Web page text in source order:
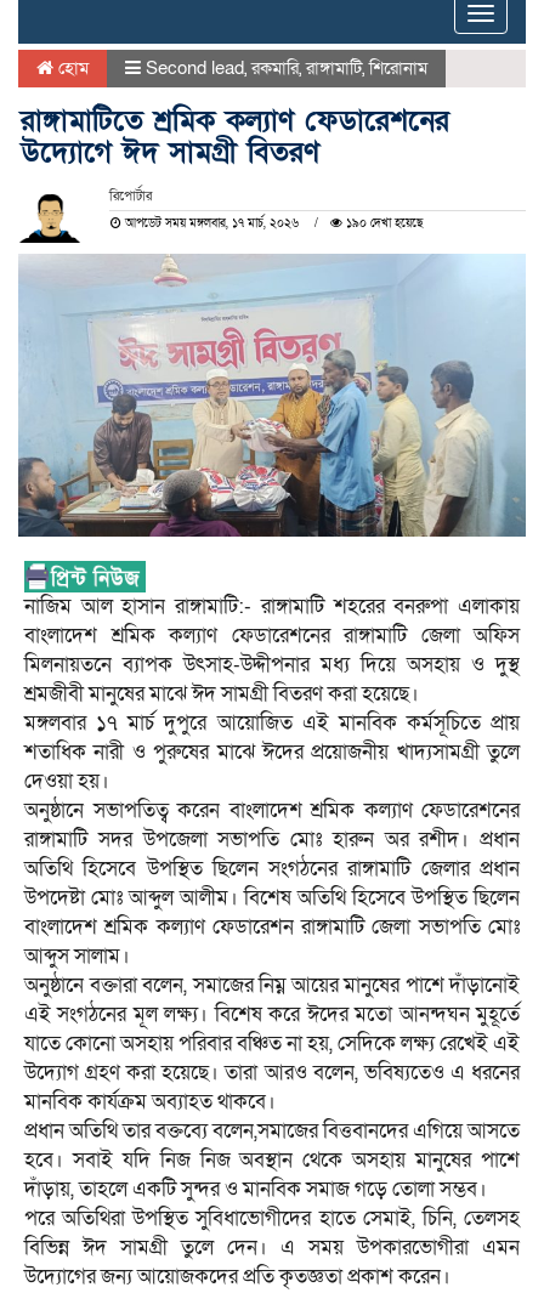
Toggle
হোম Second lead,রকমারি,রাঙ্গামাটি,শিরোনাম
রাঙ্গামাটিতে শ্রমিক কল্যাণ ফেডারেশনের
উদ্যোগে ঈদ সামগ্রী বিতরণ
রিপোর্টার
আপডেট সময় মঙ্গলবার, ১৭ মার্চ, ২০২৬ ১৯০ দেখা হয়েছে
নাজিম আল হাসান রাঙ্গামাটি:- রাঙ্গামাটি শহরের বনরুপা এলাকায়
বাংলাদেশ শ্রমিক কল্যাণ ফেডারেশনের রাঙ্গামাটি জেলা অফিস
মিলনায়তনে ব্যাপক উৎসাহ-উদ্দীপনার মধ্য দিয়ে অসহায় ও দুস্থ
শ্রমজীবী মানুষের মাঝে ঈদ সামগ্রী বিতরণ করা হয়েছে।
মঙ্গলবার ১৭ মার্চ দুপুরে আয়োজিত এই মানবিক কর্মসূচিতে প্রায়
শতাধিক নারী ও পুরুষের মাঝে ঈদের প্রয়োজনীয় খাদ্যসামগ্রী তুলে
দেওয়া হয়।
অনুষ্ঠানে সভাপতিত্ব করেন বাংলাদেশ শ্রমিক কল্যাণ ফেডারেশনের
রাঙ্গামাটি সদর উপজেলা সভাপতি মোঃ হারুন অর রশীদ। প্রধান
অতিথি হিসেবে উপস্থিত ছিলেন সংগঠনের রাঙ্গামাটি জেলার প্রধান
উপদেষ্টা মোঃ আব্দুল আলীম। বিশেষ অতিথি হিসেবে উপস্থিত ছিলেন
বাংলাদেশ শ্রমিক কল্যাণ ফেডারেশন রাঙ্গামাটি জেলা সভাপতি মোঃ
আব্দুস সালাম।
অনুষ্ঠানে বক্তারা বলেন, সমাজের নিম্ন আয়ের মানুষের পাশে দাঁড়ানোই
এই সংগঠনের মূল লক্ষ্য। বিশেষ করে ঈদের মতো আনন্দঘন মুহূর্তে
যাতে কোনো অসহায় পরিবার বঞ্চিত না হয়, সেদিকে লক্ষ্য রেখেই এই
উদ্যোগ গ্রহণ করা হয়েছে। তারা আরও বলেন, ভবিষ্যতেও এ ধরনের
মানবিক কার্যক্রম অব্যাহত থাকবে।
প্রধান অতিথি তার বক্তব্যে বলেন,সমাজের বিত্তবানদের এগিয়ে আসতে
হবে। সবাই যদি নিজ নিজ অবস্থান থেকে অসহায় মানুষের পাশে
দাঁড়ায়, তাহলে একটি সুন্দর ও মানবিক সমাজ গড়ে তোলা সম্ভব।
পরে অতিথিরা উপস্থিত সুবিধাভোগীদের হাতে সেমাই, চিনি, তেলসহ
বিভিন্ন ঈদ সামগ্রী তুলে দেন। এ সময় উপকারভোগীরা এমন
উদ্যোগের জন্য আয়োজকদের প্রতি কৃতজ্ঞতা প্রকাশ করেন।